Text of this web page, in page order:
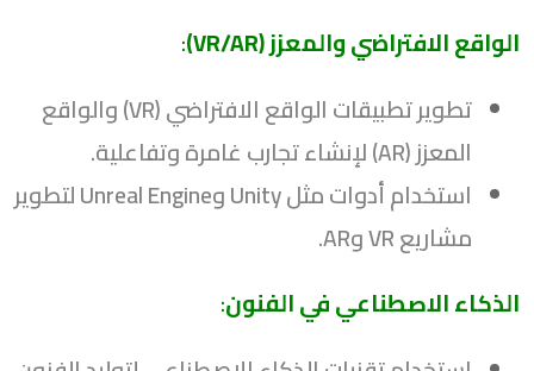
الواقع الافتراضي والمعزز (VR/AR)
:
تطوير تطبيقات الواقع الافتراضي (VR) والواقع
المعزز (AR) لإنشاء تجارب غامرة وتفاعلية.
استخدام أدوات مثل Unity وUnreal Engine لتطوير
مشاريع VR وAR.
الذكاء الاصطناعي في الفنون: